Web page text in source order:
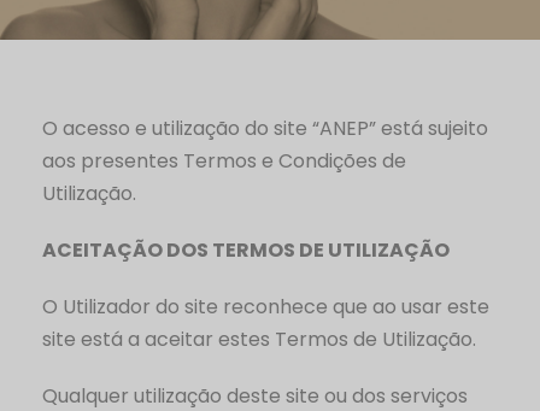
O acesso e utilização do site “ANEP” está sujeito
aos presentes Termos e Condições de
Utilização.
ACEITAÇÃO DOS TERMOS DE UTILIZAÇÃO
O Utilizador do site reconhece que ao usar este
site está a aceitar estes Termos de Utilização.
Qualquer utilização deste site ou dos serviços